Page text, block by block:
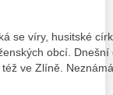
se víry, husitské
obcí.
ve Zlíně.